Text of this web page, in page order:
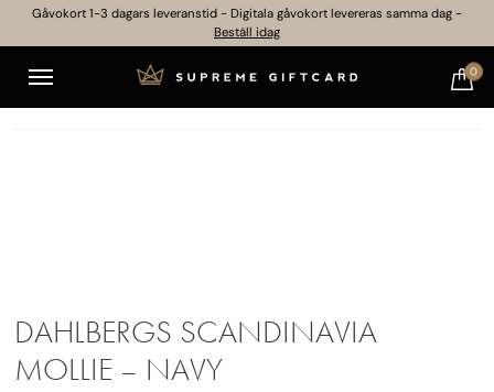
Gåvokort 1-3 dagars leveranstid - Digitala gåvokort levereras samma dag -
Beställ idag
0
DAHLBERGS SCANDINAVIA
MOLLIE – NAVY